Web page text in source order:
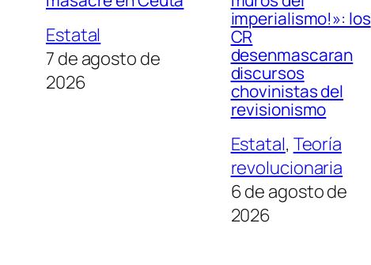
Estatal
7 de agosto de
2026
imperialismo!»: los
CR
desenmascaran
discursos
chovinistas del
revisionismo
Estatal, Teoría
revolucionaria
6 de agosto de
2026